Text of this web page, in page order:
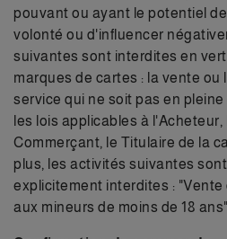
pouvant ou ayant le potentiel
volonté ou d'influencer
suivantes sont interdites en
marques de cartes : la vente ou
service qui ne soit pas en
les lois applicables à
Commerçant, le Titulaire de la
plus, les activités suivantes
explicitement interdites :
aux mineurs de moins de 18 ans".